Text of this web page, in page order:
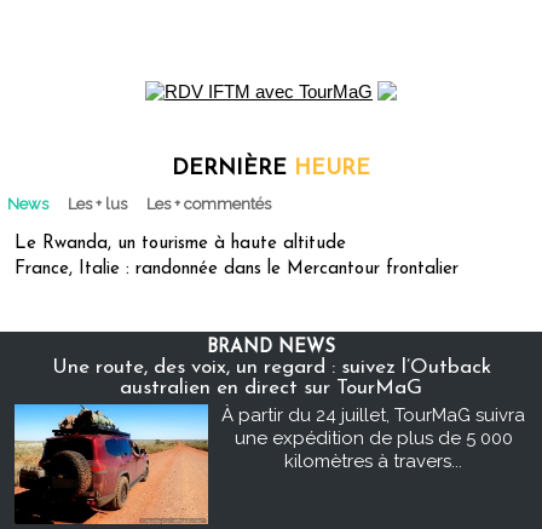
DERNIÈRE HEURE
News Les + lus Les + commentés
Le Rwanda, un tourisme à haute altitude
France, Italie : randonnée dans le Mercantour frontalier
BRAND NEWS
Une route, des voix, un regard : suivez l’Outback
australien en direct sur TourMaG
À partir du 24 juillet, TourMaG suivra
une expédition de plus de 5 000
kilomètres à travers...